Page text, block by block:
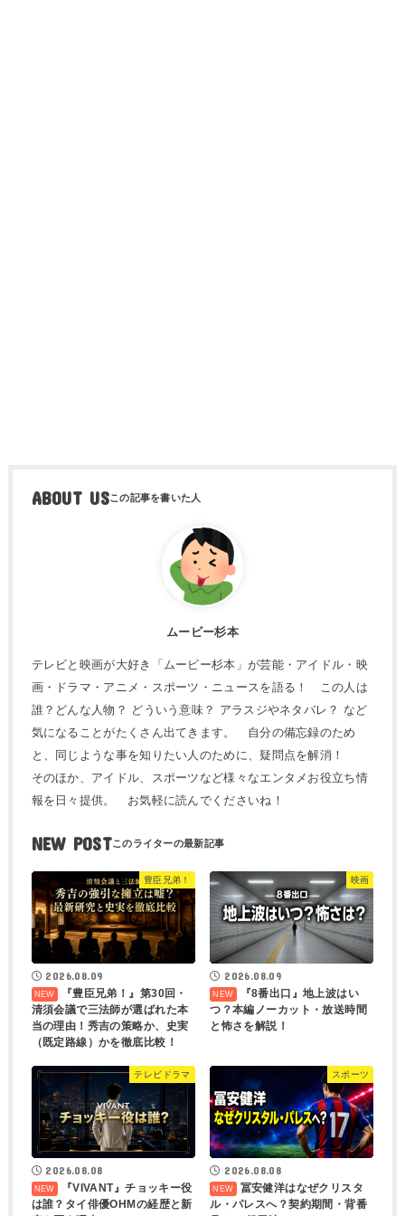
ABOUT US
ムービー杉本
テレビと映画が大好き「ムービー杉本」が芸能・アイドル・映
画・ドラマ・アニメ・スポーツ・ニュースを語る！ この人は
誰？どんな人物？ どういう意味？ アラスジやネタバレ？ など
気になることがたくさん出てきます。 自分の備忘録のため
と、同じような事を知りたい人のために、疑問点を解消！
そのほか、アイドル、スポーツなど様々なエンタメお役立ち情
報を日々提供。 お気軽に読んでくださいね！
NEW POST
豊臣兄弟！
2026.08.09
『豊臣兄弟！』第30回・
清須会議で三法師が選ばれた本
当の理由！秀吉の策略か、史実
（既定路線）かを徹底比較！
映画
2026.08.09
『8番出口』地上波はい
つ？本編ノーカット・放送時間
と怖さを解説！
テレビドラマ
2026.08.08
『VIVANT』チョッキー役
は誰？タイ俳優OHMの経歴と新
スポーツ
2026.08.08
冨安健洋はなぜクリスタ
ル・パレスへ？契約期間・背番